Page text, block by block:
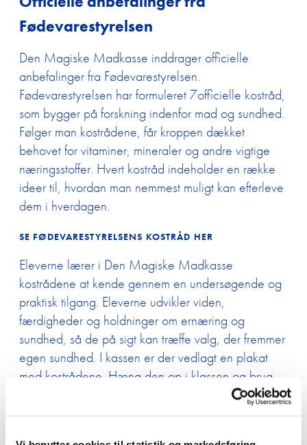
Forside
Fantasi
Fødevarestyrelsen
Den Magiske Madkasse inddrager officielle
anbefalinger fra Fødevarestyrelsen.
Fødevarestyrelsen har formuleret 7officielle kostråd,
som bygger på forskning indenfor mad og sundhed.
Følger man kostrådene, får kroppen dækket
behovet for vitaminer, mineraler og andre vigtige
næringsstoffer. Hvert kostråd indeholder en række
ideer til, hvordan man nemmest muligt kan efterleve
dem i hverdagen.
SE FØDEVARESTYRELSENS KOSTRÅD HER
Eleverne lærer i Den Magiske Madkasse
kostrådene at kende gennem en undersøgende og
praktisk tilgang. Eleverne udvikler viden,
færdigheder og holdninger om ernæring og
sundhed, så de på sigt kan træffe valg, der fremmer
egen sundhed. I kassen er der vedlagt en plakat
med kostrådene. Hæng den op i klassen og brug